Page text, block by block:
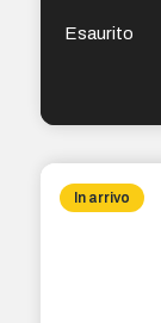
Esaurito
In arrivo